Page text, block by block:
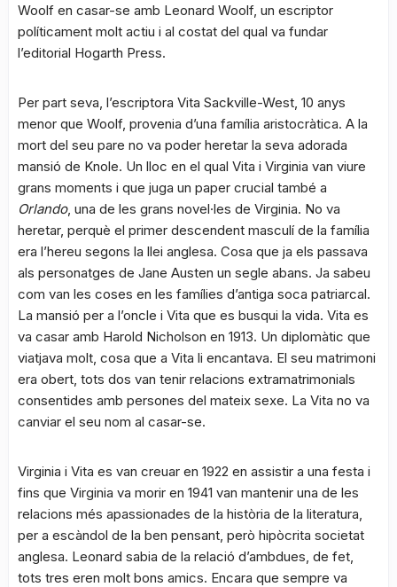
Woolf en casar-se amb Leonard Woolf, un escriptor
políticament molt actiu i al costat del qual va fundar
l’editorial Hogarth Press.
Per part seva, l’escriptora Vita Sackville-West, 10 anys
menor que Woolf, provenia d’una família aristocràtica. A la
mort del seu pare no va poder heretar la seva adorada
mansió de Knole. Un lloc en el qual Vita i Virginia van viure
grans moments i que juga un paper crucial també a
Orlando, una de les grans novel·les de Virginia. No va
heretar, perquè el primer descendent masculí de la família
era l’hereu segons la llei anglesa. Cosa que ja els passava
als personatges de Jane Austen un segle abans. Ja sabeu
com van les coses en les famílies d’antiga soca patriarcal.
La mansió per a l’oncle i Vita que es busqui la vida. Vita es
va casar amb Harold Nicholson en 1913. Un diplomàtic que
viatjava molt, cosa que a Vita li encantava. El seu matrimoni
era obert, tots dos van tenir relacions extramatrimonials
consentides amb persones del mateix sexe. La Vita no va
canviar el seu nom al casar-se.
Virginia i Vita es van creuar en 1922 en assistir a una festa i
fins que Virginia va morir en 1941 van mantenir una de les
relacions més apassionades de la història de la literatura,
per a escàndol de la ben pensant, però hipòcrita societat
anglesa. Leonard sabia de la relació d’ambdues, de fet,
tots tres eren molt bons amics. Encara que sempre va